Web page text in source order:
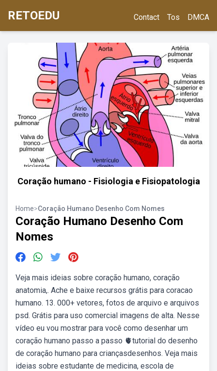
RETOEDU Contact Tos DMCA
Coração humano - Fisiologia e Fisiopatologia
Home>Coração Humano Desenho Com Nomes
Coração Humano Desenho Com
Nomes
Veja mais ideias sobre coração humano, coração
anatomia,. Ache e baixe recursos grátis para coracao
humano. 13. 000+ vetores, fotos de arquivo e arquivos
psd. Grátis para uso comercial imagens de alta. Nesse
vídeo eu vou mostrar para você como desenhar um
coração humano passo a passo 🫀tutorial do desenho
de coração humano para criançasdesenhos. Veja mais
ideias sobre estudante de medicina, escola de